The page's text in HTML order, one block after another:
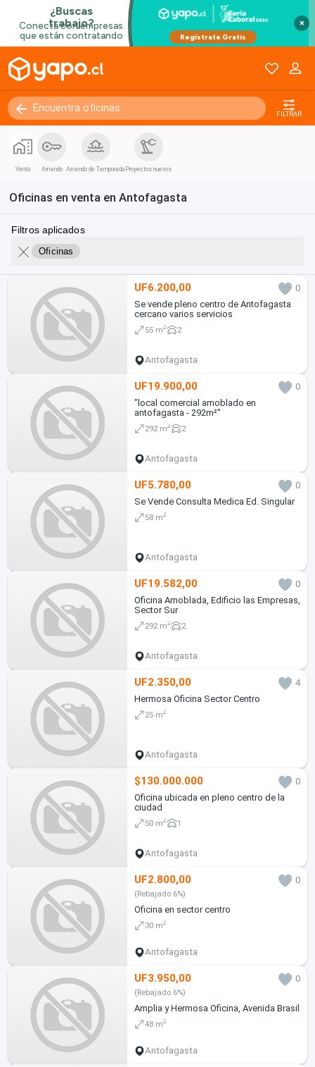
×
FILTRAR
Venta Arriendo Arriendo de Temporada Proyectos nuevos
Oficinas en venta en Antofagasta
Filtros aplicados
Oficinas
UF6.200,00
0
Se vende pleno centro de Antofagasta
cercano varios servicios
55 m2 2
Antofagasta
UF19.900,00
0
"local comercial amoblado en
antofagasta - 292m²"
292 m2 2
Antofagasta
UF5.780,00
0
Se Vende Consulta Medica Ed. Singular
58 m2
Antofagasta
UF19.582,00
0
Oficina Amoblada, Edificio las Empresas,
Sector Sur
292 m2 2
Antofagasta
UF2.350,00
4
Hermosa Oficina Sector Centro
25 m2
Antofagasta
$130.000.000
0
Oficina ubicada en pleno centro de la
ciudad
50 m2 1
Antofagasta
UF2.800,00 0
(Rebajado 6%)
Oficina en sector centro
30 m2
Antofagasta
UF3.950,00 0
(Rebajado 6%)
Amplia y Hermosa Oficina, Avenida Brasil
48 m2
Antofagasta